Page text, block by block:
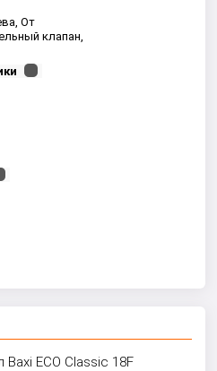
От
клапан,
ECO Classic 18F